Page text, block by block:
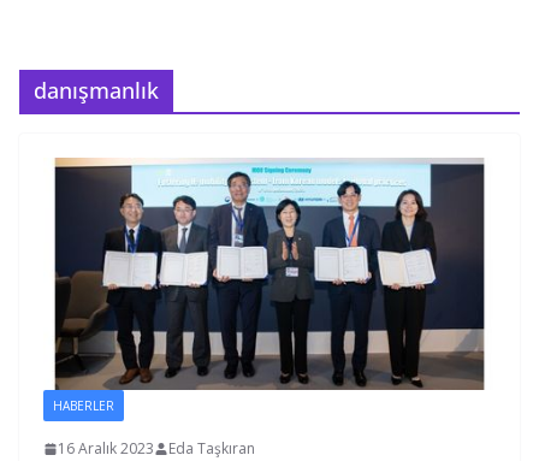
danışmanlık
HABERLER
16 Aralık 2023 Eda Taşkıran